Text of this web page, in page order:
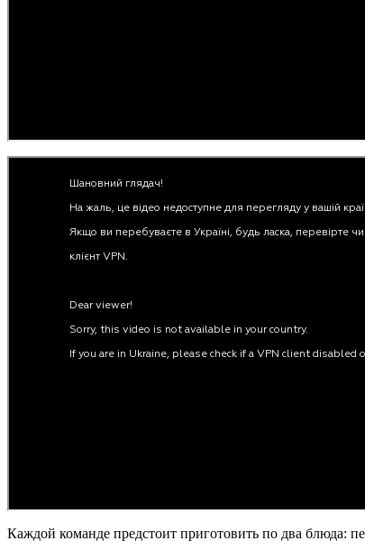
Каждой команде предстоит приготовить по два блюда: